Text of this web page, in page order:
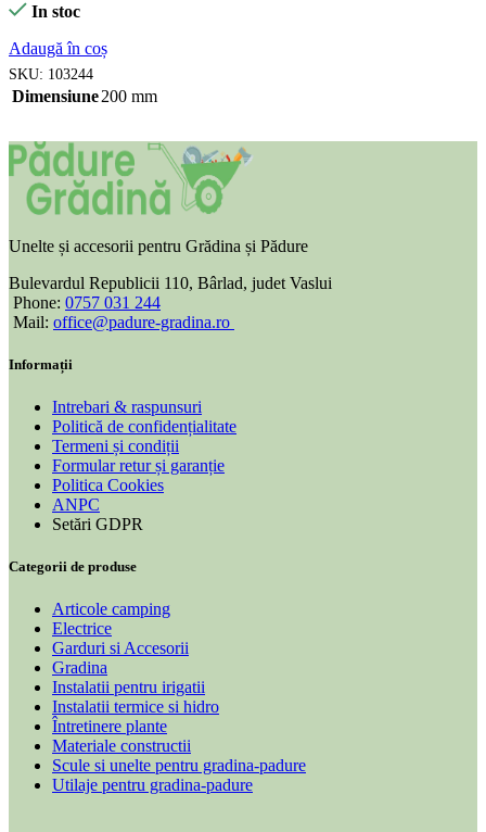
In stoc
Adaugă în coș
SKU: 103244
Dimensiune200 mm
Unelte și accesorii pentru Grădina și Pădure
Bulevardul Republicii 110, Bârlad, judet Vaslui
Phone: 0757 031 244
Mail: office@padure-gradina.ro
Informații
Intrebari & raspunsuri
Politică de confidențialitate
Termeni și condiții
Formular retur și garanție
Politica Cookies
ANPC
Setări GDPR
Categorii de produse
Articole camping
Electrice
Garduri si Accesorii
Gradina
Instalatii pentru irigatii
Instalatii termice si hidro
Întretinere plante
Materiale constructii
Scule si unelte pentru gradina-padure
Utilaje pentru gradina-padure